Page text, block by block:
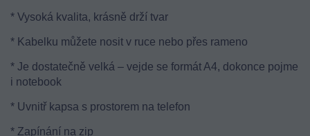
* Vysoká kvalita, krásně drží tvar
* Kabelku můžete nosit v ruce nebo přes rameno
* Je dostatečně velká – vejde se formát A4, dokonce pojme
i notebook
* Uvnitř kapsa s prostorem na telefon
* Zapínání na zip